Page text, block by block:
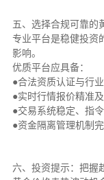
五、选择合规可靠的
专业平台是稳健投资
影响。
优质平台应具备：
●合法资质认证与行
●实时行情报价精准
●交易系统稳定、指
●资金隔离管理机制
六、投资提示：把握